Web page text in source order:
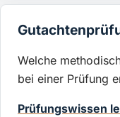
Welche
bei einer Prüfung
Prüfungswissen